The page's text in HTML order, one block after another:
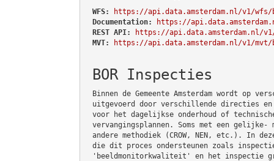
WFS:
https://api.data.amsterdam.nl/v1/wfs/
Documentation:
https://
REST API:
https://api.data.amsterdam.nl/v1/
MVT:
https://api.data.amsterdam.nl/v1/mvt/
BOR Inspecties
Binnen de Gemeente Amsterdam wordt op
uitgevoerd door verschillende directies
voor het dagelijkse onderhoud of
vervangingsplannen. Soms met een gelijke-
andere methodiek (CROW, NEN, etc.). In
die dit proces ondersteunen zoals
'beeldmonitorkwaliteit' en het inspectie